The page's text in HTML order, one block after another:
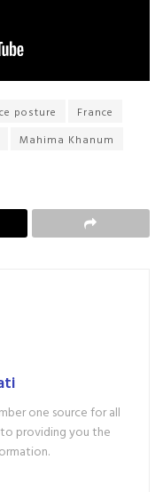
posture
France
Mahima Khanum
one source for all
providing you the